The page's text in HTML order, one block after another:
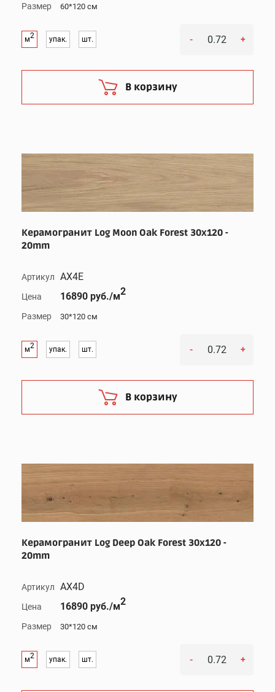
Размер 60*120 см
м2 упак. шт. - +
В корзину
Керамогранит Log Moon Oak Forest 30x120 -
20mm
Артикул AX4E
Цена 16890 руб./м2
Размер 30*120 см
м2 упак. шт. - +
В корзину
Керамогранит Log Deep Oak Forest 30x120 -
20mm
Артикул AX4D
Цена 16890 руб./м2
Размер 30*120 см
м2 упак. шт. - +